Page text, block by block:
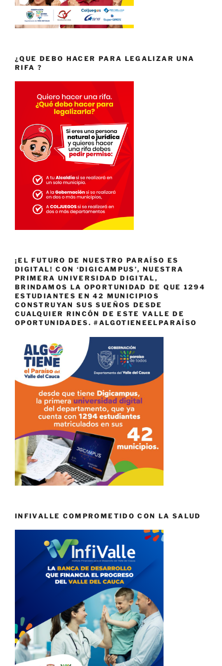
¿QUE DEBO HACER PARA LEGALIZAR UNA
RIFA ?
¡EL FUTURO DE NUESTRO PARAÍSO ES
DIGITAL! CON ‘DIGICAMPUS’, NUESTRA
PRIMERA UNIVERSIDAD DIGITAL,
BRINDAMOS LA OPORTUNIDAD DE QUE 1294
ESTUDIANTES EN 42 MUNICIPIOS
CONSTRUYAN SUS SUEÑOS DESDE
CUALQUIER RINCÓN DE ESTE VALLE DE
OPORTUNIDADES. #ALGOTIENEELPARAÍSO
INFIVALLE COMPROMETIDO CON LA SALUD